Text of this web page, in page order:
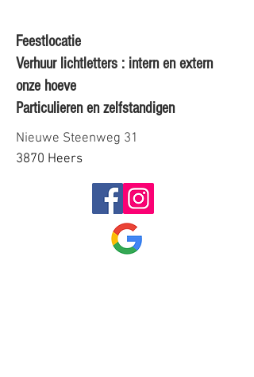
Feestlocatie
Verhuur lichtletters : intern en extern
onze hoeve
Particulieren en zelfstandigen
Nieuwe Steenweg 31
3870 Heers